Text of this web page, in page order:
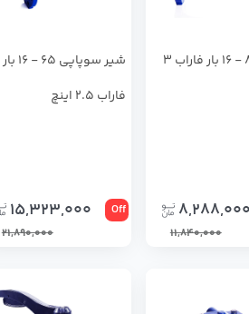
صافی 80 - 16 بار فاراب 3
8,288,000
11,840,000
شیر سوپاپی 65 - 16 بار
فاراب 2.5 اینچ
Off
15,323,000
21,890,000